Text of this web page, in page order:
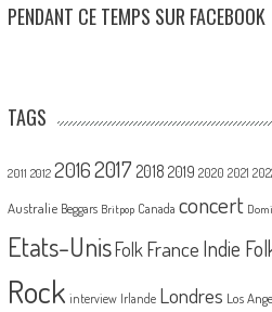
PENDANT CE TEMPS SUR FACEBOOK
TAGS
2011 2012 20162017 2018 2019 2020 2021
Australie Beggars Britpop Canada concert
Etats-UnisFolk France Indie
Rock interview Irlande Londres Los